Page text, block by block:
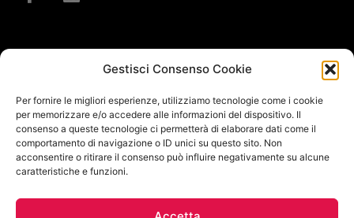
Gestisci Consenso Cookie
Per fornire le migliori esperienze, utilizziamo tecnologie come i cookie
per memorizzare e/o accedere alle informazioni del dispositivo. Il
consenso a queste tecnologie ci permetterà di elaborare dati come il
comportamento di navigazione o ID unici su questo sito. Non
acconsentire o ritirare il consenso può influire negativamente su alcune
caratteristiche e funzioni.
Dicono di noi
Lavora con Noi
Sviluppo web